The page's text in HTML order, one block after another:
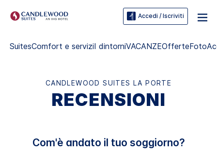
Accedi / Iscriviti
SuitesComfort e serviziI dintorniVACANZEOfferteFoto
CANDLEWOOD SUITES LA PORTE
RECENSIONI
Com'è andato il tuo soggiorno?